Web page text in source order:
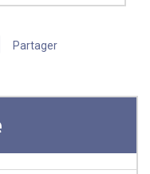
Partager